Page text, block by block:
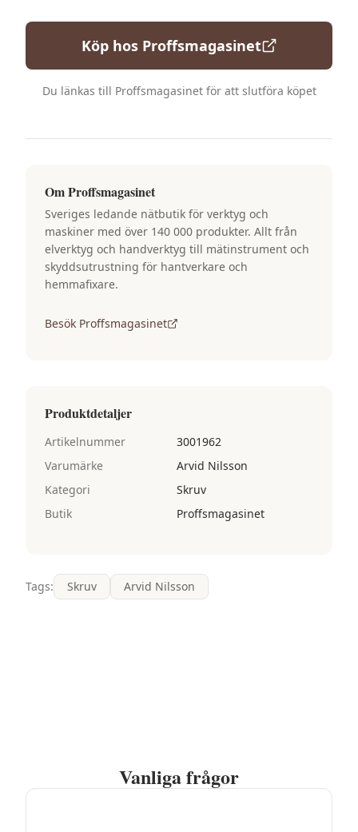
Köp hos Proffsmagasinet
Du länkas till Proffsmagasinetför att slutföra köpet
OmProffsmagasinet
Sveriges ledande nätbutik för verktyg och
maskiner med över 140 000 produkter. Allt från
elverktyg och handverktyg till mätinstrument och
skyddsutrustning för hantverkare och
hemmafixare.
Besök Proffsmagasinet
Produktdetaljer
Artikelnummer
3001962
Varumärke
Arvid Nilsson
Kategori
Skruv
Butik
Proffsmagasinet
Tags: Skruv Arvid Nilsson
Vanliga frågor